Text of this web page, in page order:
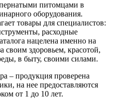
питомцами в
оборудования.
товары для специалистов:
расходные
нацелена именно на
своим здоровьем, красотой,
в быту, своими силами.
– продукция проверена
на нее предоставляются
от 1 до 10 лет.